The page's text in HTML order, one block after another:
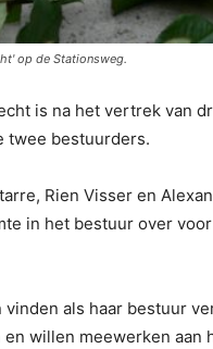
op de Stationsweg.
is na het vertrek van
twee bestuurders.
Rien Visser en
in het bestuur over
als haar bestuur
willen meewerken aan